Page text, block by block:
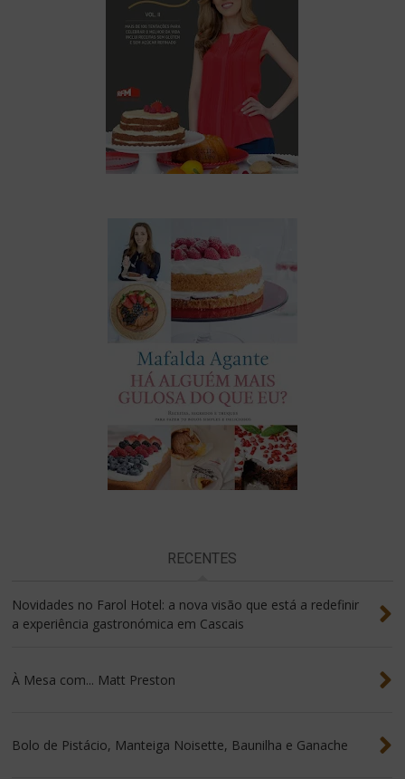
RECENTES
Novidades no Farol Hotel: a nova visão que está a redefinir
a experiência gastronómica em Cascais
À Mesa com... Matt Preston
Bolo de Pistácio, Manteiga Noisette, Baunilha e Ganache